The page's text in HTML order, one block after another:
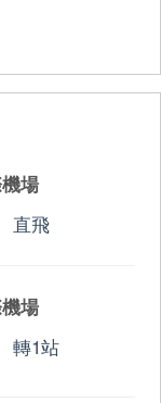
場
直飛
場
轉1站